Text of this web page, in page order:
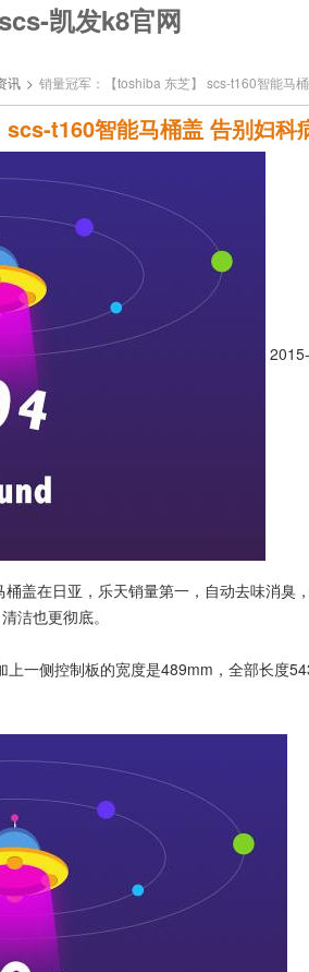
凯发k8官网
讯 > 销量冠军：【toshiba 东芝】 scs-t160智能马
t160智能马桶盖 告别妇科
盖在日亚，乐天销量第一，自动去味消臭
洁也更彻底。
一侧控制板的宽度是489mm，全部长度